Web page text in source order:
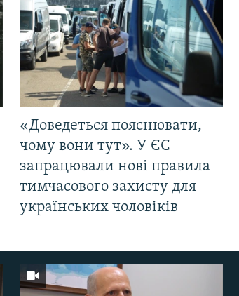
«Доведеться пояснювати,
чому вони тут». У ЄС
запрацювали нові правила
тимчасового захисту для
українських чоловіків